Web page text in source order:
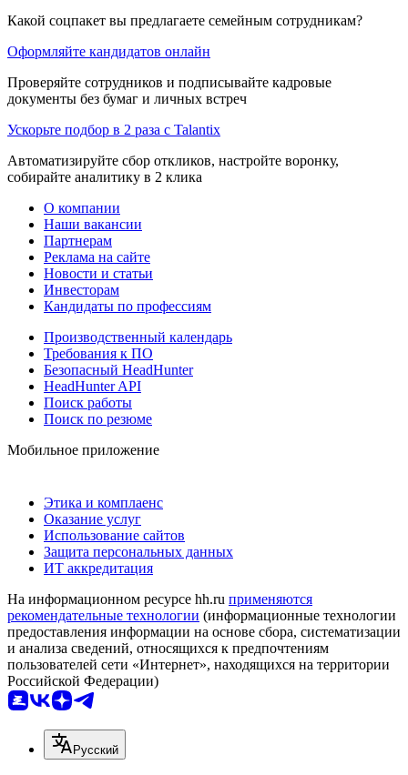
Какой соцпакет вы предлагаете семейным сотрудникам?
Оформляйте кандидатов онлайн
Проверяйте сотрудников и подписывайте кадровые
документы без бумаг и личных встреч
Ускорьте подбор в 2 раза с Talantix
Автоматизируйте сбор откликов, настройте воронку,
собирайте аналитику в 2 клика
О компании
Наши вакансии
Партнерам
Реклама на сайте
Новости и статьи
Инвесторам
Кандидаты по профессиям
Производственный календарь
Требования к ПО
Безопасный HeadHunter
HeadHunter API
Поиск работы
Поиск по резюме
Мобильное приложение
Этика и комплаенс
Оказание услуг
Использование сайтов
Защита персональных данных
ИТ аккредитация
На информационном ресурсе hh.ru применяются
рекомендательные технологии (информационные технологии
предоставления информации на основе сбора, систематизации
и анализа сведений, относящихся к предпочтениям
пользователей сети «Интернет», находящихся на территории
Российской Федерации)
Русский